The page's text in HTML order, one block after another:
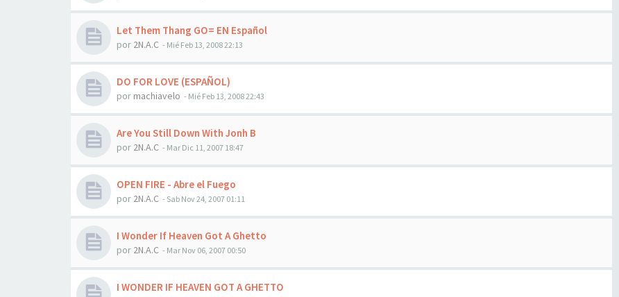
Let Them Thang GO= EN Español
por 2N.A.C - Mié Feb 13, 2008 22:13
DO FOR LOVE (ESPAÑOL)
por machiavelo - Mié Feb 13, 2008 22:43
Are You Still Down With Jonh B
por 2N.A.C - Mar Dic 11, 2007 18:47
OPEN FIRE - Abre el Fuego
por 2N.A.C - Sab Nov 24, 2007 01:11
I Wonder If Heaven Got A Ghetto
por 2N.A.C - Mar Nov 06, 2007 00:50
I WONDER IF HEAVEN GOT A GHETTO